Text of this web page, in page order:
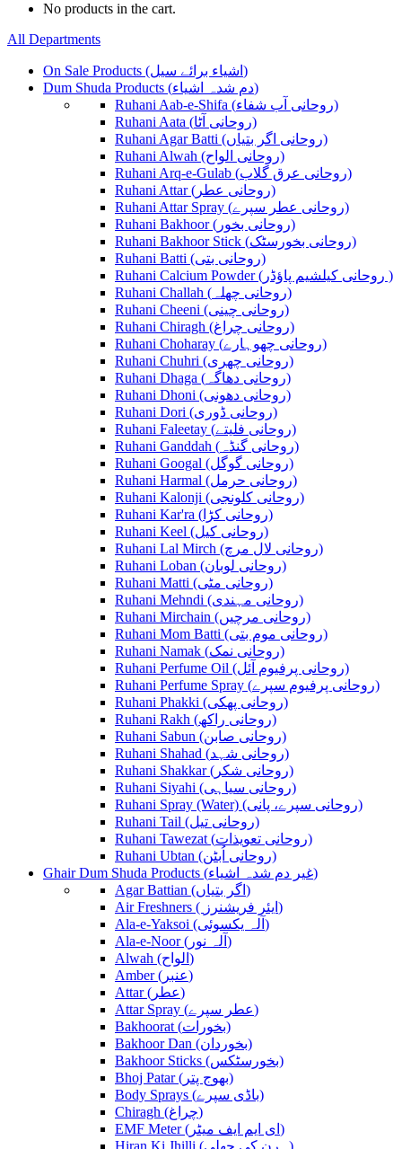
No products in the cart.
All Departments
On Sale Products (اشیاء برائے سیل)
Dum Shuda Products (دم شدہ اشیاء)
Ruhani Aab-e-Shifa (روحانی آب شفاء)
Ruhani Aata (روحانی آٹا)
Ruhani Agar Batti (روحانی اگر بتیاں)
Ruhani Alwah (روحانی الواح)
Ruhani Arq-e-Gulab (روحانی عرق گلاب)
Ruhani Attar (روحانی عطر)
Ruhani Attar Spray (روحانی عطر سپرے)
Ruhani Bakhoor (روحانی بخور)
Ruhani Bakhoor Stick (روحانی بخورسٹک)
Ruhani Batti (روحانی بتی)
Ruhani Calcium Powder (روحانی کیلشیم پاؤڈر )
Ruhani Challah (روحانی چھلہ)
Ruhani Cheeni (روحانی چینی)
Ruhani Chiragh (روحانی چراغ)
Ruhani Choharay (روحانی چھوہارے)
Ruhani Chuhri (روحانی چھری)
Ruhani Dhaga (روحانی دھاگہ)
Ruhani Dhoni (روحانی دھونی)
Ruhani Dori (روحانی ڈوری)
Ruhani Faleetay (روحانی فلیتے)
Ruhani Ganddah (روحانی گنڈہ)
Ruhani Googal (روحانی گوگل)
Ruhani Harmal (روحانی حرمل)
Ruhani Kalonji (روحانی کلونجی)
Ruhani Kar'ra (روحانی کڑا)
Ruhani Keel (روحانی کیل)
Ruhani Lal Mirch (روحانی لال مرچ)
Ruhani Loban (روحانی لوبان)
Ruhani Matti (روحانی مٹی)
Ruhani Mehndi (روحانی مہندی)
Ruhani Mirchain (روحانی مرچیں)
Ruhani Mom Batti (روحانی موم بتی)
Ruhani Namak (روحانی نمک)
Ruhani Perfume Oil (روحانی پرفیوم آئل)
Ruhani Perfume Spray (روحانی پرفیوم سپرے)
Ruhani Phakki (روحانی پھکی)
Ruhani Rakh (روحانی راکھ)
Ruhani Sabun (روحانی صابن)
Ruhani Shahad (روحانی شہد)
Ruhani Shakkar (روحانی شکر)
Ruhani Siyahi (روحانی سیاہی)
Ruhani Spray (Water) (روحانی سپرے، پانی)
Ruhani Tail (روحانی تیل)
Ruhani Tawezat (روحانی تعویذات)
Ruhani Ubtan (روحانی اُبٹن)
Ghair Dum Shuda Products (غیر دم شدہ اشیاء)
Agar Battian (اگر بتیاں)
Air Freshners ( ایئر فریشنرز)
Ala-e-Yaksoi (آلہ یکسوئی)
Ala-e-Noor (آلہ نور)
Alwah (الواح)
Amber (عنبر)
Attar (عطر)
Attar Spray (عطر سپرے)
Bakhoorat (بخورات)
Bakhoor Dan (بخوردان)
Bakhoor Sticks (بخورسٹکس)
Bhoj Patar (بھوج پتر)
Body Sprays (باڈی سپرے)
Chiragh (چراغ)
EMF Meter (ای ایم ایف میٹر)
Hiran Ki Jhilli (ہرن کی جھلی)